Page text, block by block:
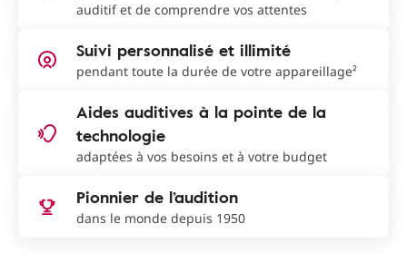
auditif et de comprendre vos attentes
Suivi personnalisé et illimité
pendant toute la durée de votre appareillage²
Aides auditives à la pointe de la
technologie
adaptées à vos besoins et à votre budget
Pionnier de l’audition
dans le monde depuis 1950